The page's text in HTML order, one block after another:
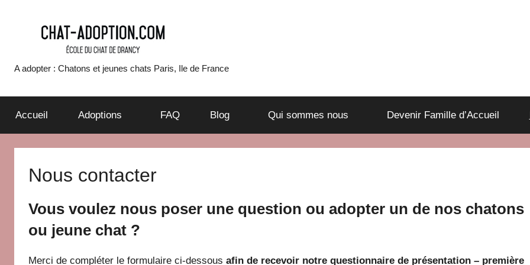
chatons
et
jeunes
chats
adopter
A adopter : Chatons et jeunes chats Paris, Ile de France
Accueil Adoptions FAQ Blog Qui sommes nous Devenir Famille d’Accueil
Nous contacter
Vous voulez nous poser une question ou adopter un de nos chatons
ou jeune chat ?
Merci de compléter le formulaire ci-dessous afin de recevoir notre questionnaire de présentation – première